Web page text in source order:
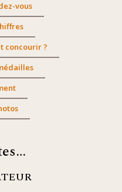
vous
concourir ?